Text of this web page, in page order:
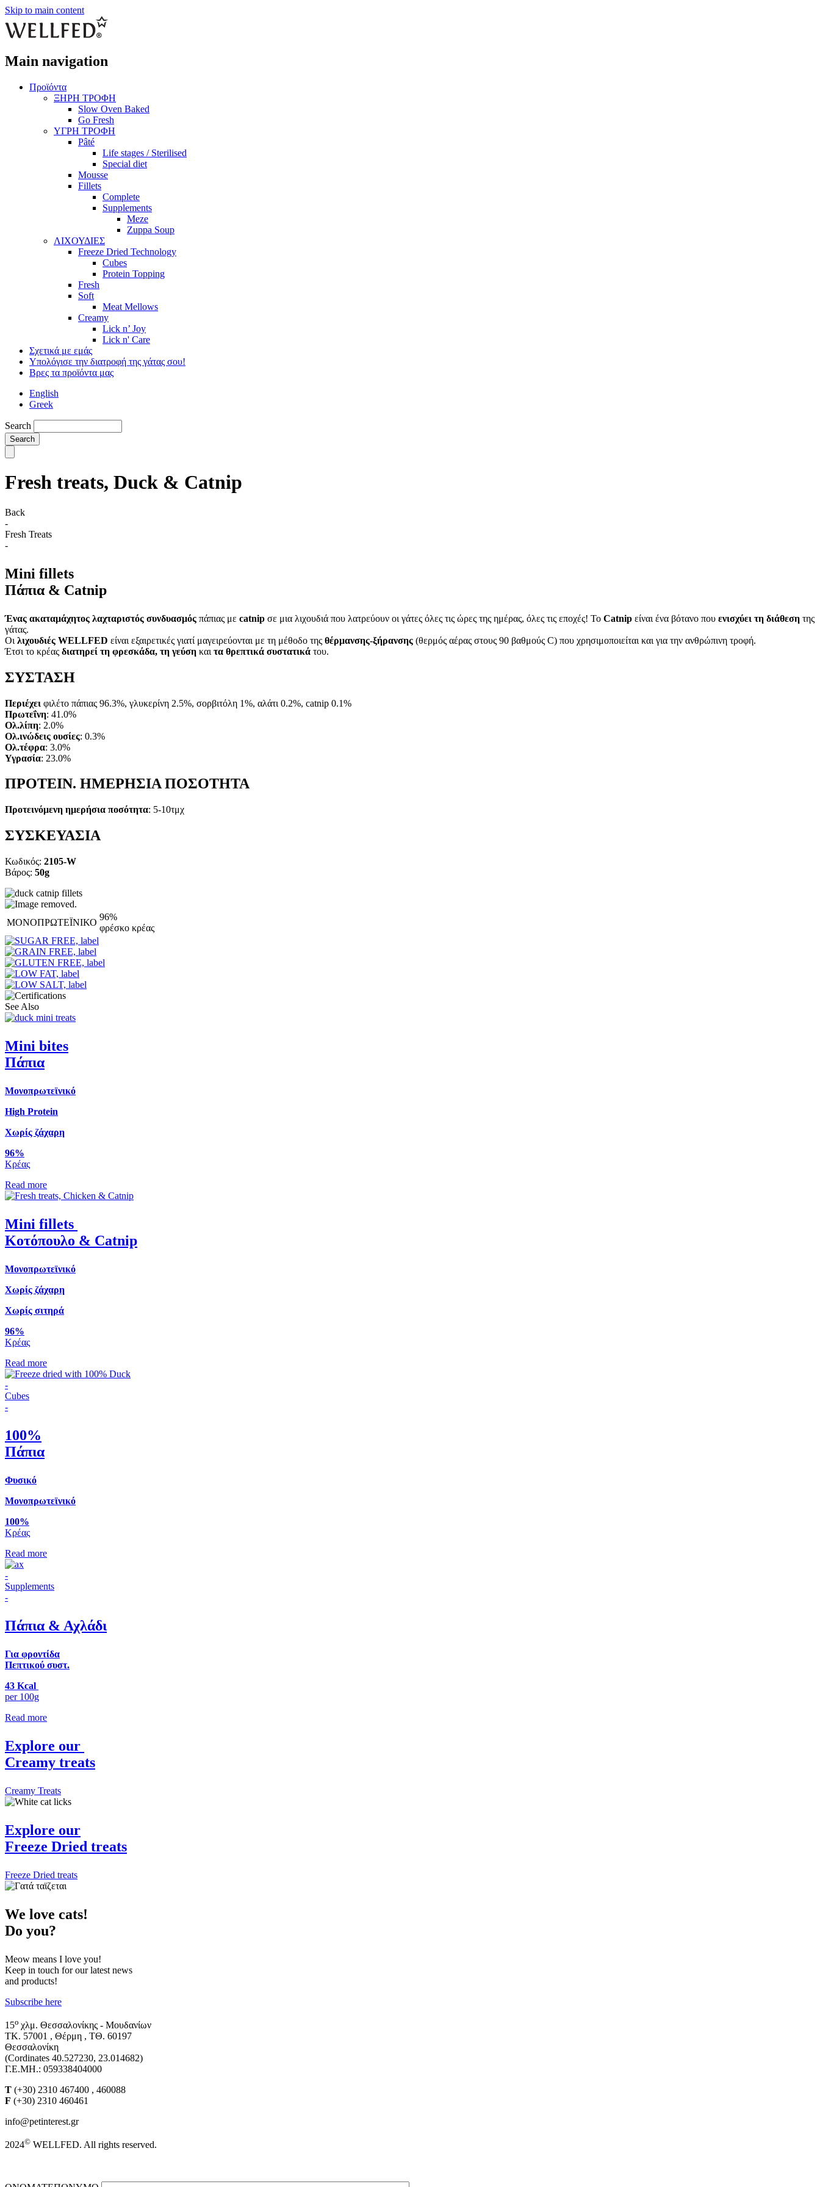
Skip to main content
Main navigation
Προϊόντα
ΞΗΡΗ ΤΡΟΦΗ
Slow Oven Baked
Go Fresh
ΥΓΡΗ ΤΡΟΦΗ
Pâté
Life stages / Sterilised
Special diet
Mousse
Fillets
Complete
Supplements
Meze
Zuppa Soup
ΛΙΧΟΥΔΙΕΣ
Freeze Dried Technology
Cubes
Protein Topping
Fresh
Soft
Meat Mellows
Creamy
Lick n’ Joy
Lick n' Care
Σχετικά με εμάς
Υπολόγισε την διατροφή της γάτας σου!
Βρες τα προϊόντα μας
English
Greek
Search
Fresh treats, Duck & Catnip
Back
-
Fresh Treats
-
Mini fillets
Πάπια & Catnip
Ένας ακαταμάχητος λαχταριστός συνδυασμός πάπιας με catnip σε μια λιχουδιά που λατρεύουν οι γάτες όλες τις ώρες της ημέρας, όλες τις εποχές! Το Catnip είναι ένα βότανο που ενισχύει τη διάθεση της
γάτας.
Οι λιχουδιές WELLFED είναι εξαιρετικές γιατί μαγειρεύονται με τη μέθοδο της θέρμανσης-ξήρανσης (θερμός αέρας στους 90 βαθμούς C) που χρησιμοποιείται και για την ανθρώπινη τροφή.
Έτσι το κρέας διατηρεί τη φρεσκάδα, τη γεύση και τα θρεπτικά συστατικά του.
ΣΥΣΤΑΣΗ
Περιέχει φιλέτο πάπιας 96.3%, γλυκερίνη 2.5%, σορβιτόλη 1%, αλάτι 0.2%, catnip 0.1%
Πρωτεΐνη: 41.0%
Ολ.λίπη: 2.0%
Ολ.ινώδεις ουσίες: 0.3%
Ολ.τέφρα: 3.0%
Υγρασία: 23.0%
ΠΡΟΤΕΙΝ. ΗΜΕΡΗΣΙΑ ΠΟΣΟΤΗΤΑ
Προτεινόμενη ημερήσια ποσότητα: 5-10τμχ
ΣΥΣΚΕΥΑΣΙΑ
Κωδικός: 2105-W
Βάρος: 50g
ΜΟΝΟΠΡΩΤΕΪΝΙΚΟ
96%
φρέσκο κρέας
See Also
Mini bites
Πάπια
Μονοπρωτεϊνικό
High Protein
Χωρίς ζάχαρη
96%
Κρέας
Read more
Mini fillets
Κοτόπουλο & Catnip
Μονοπρωτεϊνικό
Χωρίς ζάχαρη
Χωρίς σιτηρά
96%
Κρέας
Read more
-
Cubes
-
100%
Πάπια
Φυσικό
Μονοπρωτεϊνικό
100%
Κρέας
Read more
-
Supplements
-
Πάπια & Αχλάδι
Για φροντίδα
Πεπτικού συστ.
43 Kcal
per 100g
Read more
Explore our
Creamy treats
Creamy Treats
Explore our
Freeze Dried treats
Freeze Dried treats
We love cats!
Do you?
Meow means I love you!
Keep in touch for our latest news
and products!
Subscribe here
15o χλμ. Θεσσαλονίκης - Μουδανίων
ΤΚ. 57001 , Θέρμη , ΤΘ. 60197
Θεσσαλονίκη
(Cordinates 40.527230, 23.014682)
Γ.Ε.ΜΗ.: 059338404000
T (+30) 2310 467400 , 460088
F (+30) 2310 460461
info@petinterest.gr
2024© WELLFED. All rights reserved.